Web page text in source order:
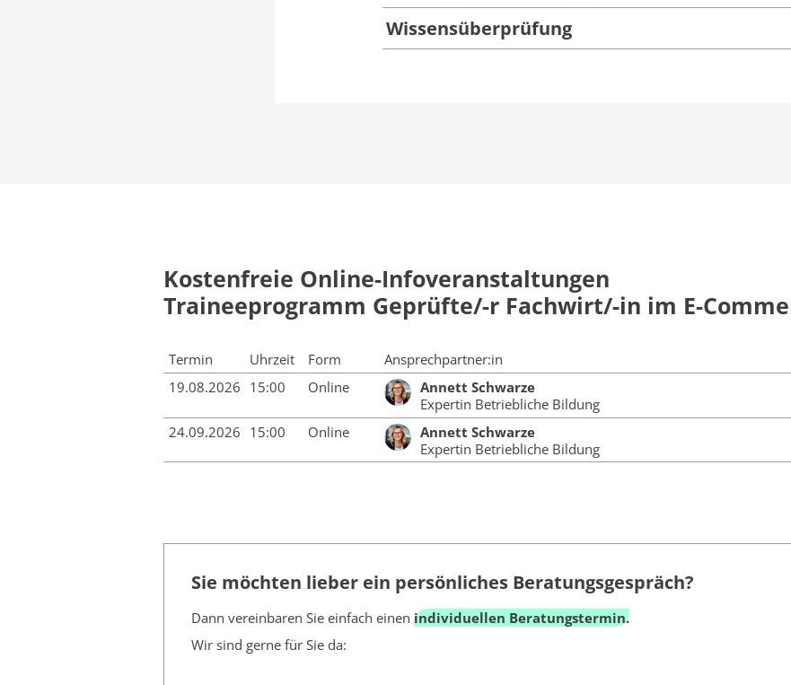
Wissensüberprüfung
Kostenfreie Online-Infoveranstaltungen
Traineeprogramm Geprüfte/-r Fachwirt/-in im E-
Termin Uhrzeit Form
Ansprechpartner:in
19.08.2026 15:00 Online
Annett Schwarze
Expertin Betriebliche Bildung
24.09.2026 15:00 Online
Annett Schwarze
Expertin Betriebliche Bildung
Sie möchten lieber ein persönliches Beratungsgespräch?
Dann vereinbaren Sie einfach einen individuellen Beratungstermin.
Wir sind gerne für Sie da: